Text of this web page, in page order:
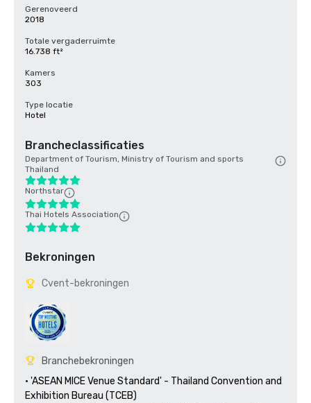
Gerenoveerd
2018
Totale vergaderruimte
16.738 ft²
Kamers
303
Type locatie
Hotel
Brancheclassificaties
Department of Tourism, Ministry of Tourism and sports
Thailand
Northstar
Thai Hotels Association
Bekroningen
Cvent-bekroningen
Branchebekroningen
• 'ASEAN MICE Venue Standard' - Thailand Convention and
Exhibition Bureau (TCEB)